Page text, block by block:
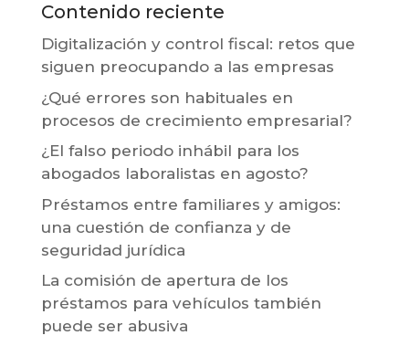
Contenido reciente
Digitalización y control fiscal: retos que
siguen preocupando a las empresas
¿Qué errores son habituales en
procesos de crecimiento empresarial?
¿El falso periodo inhábil para los
abogados laboralistas en agosto?
Préstamos entre familiares y amigos:
una cuestión de confianza y de
seguridad jurídica
La comisión de apertura de los
préstamos para vehículos también
puede ser abusiva